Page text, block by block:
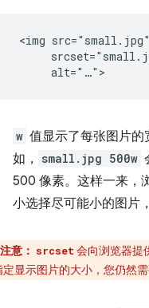
<img src="small.jpg"
w 值显示了每张图片的
如，
small.jpg 500w
500 像素。这样一来，
小选择尽可能小的图片
注意： srcset会向浏览器提
定显示图片的大小，您仍然